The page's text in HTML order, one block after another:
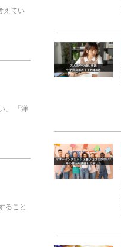
えてい
」 「洋
ること